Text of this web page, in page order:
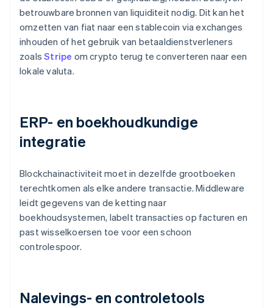
betrouwbare bronnen van liquiditeit nodig. Dit kan het
omzetten van fiat naar een stablecoin via exchanges
inhouden of het gebruik van betaaldienstverleners
zoalsStripe om crypto terug te converteren naar een
lokale valuta.
ERP- en boekhoudkundige
integratie
Blockchainactiviteit moet in dezelfde grootboeken
terechtkomen als elke andere transactie. Middleware
leidt gegevens van de ketting naar
boekhoudsystemen, labelt transacties op facturen en
past wisselkoersen toe voor een schoon
controlespoor.
Nalevings- en controletools